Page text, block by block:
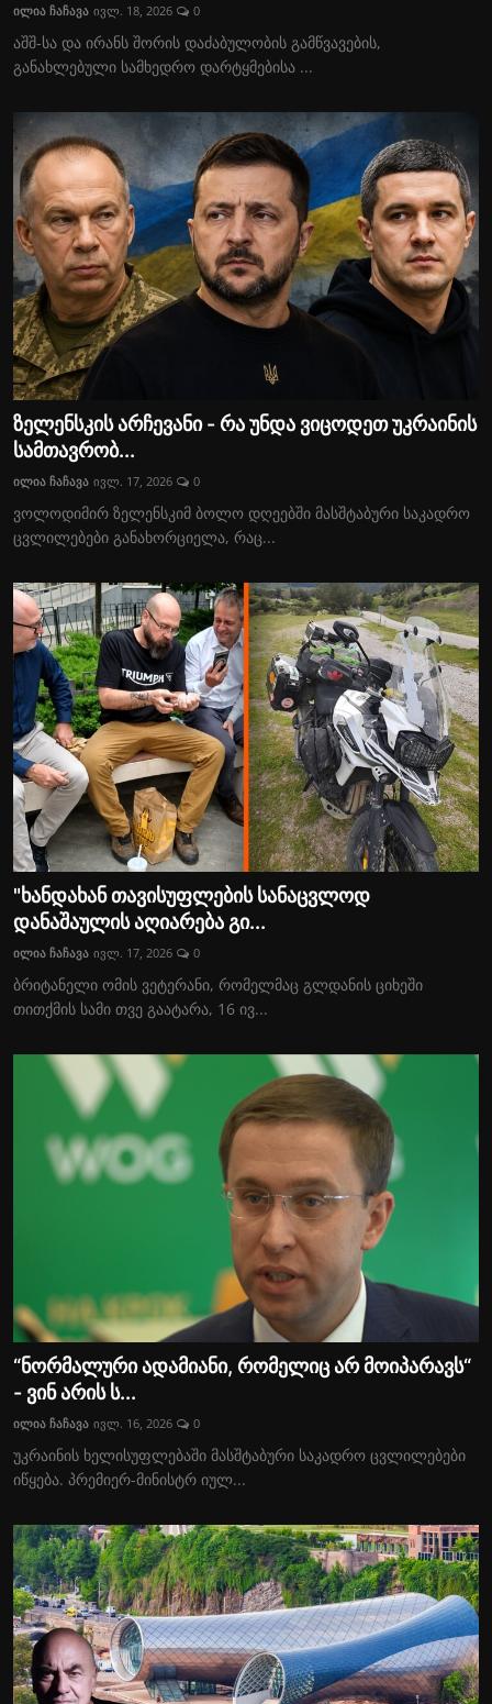
ილია ჩაჩავა ივლ. 18, 2026 0
აშშ-სა და ირანს შორის დაძაბულობის გამწვავების,
განახლებული სამხედრო დარტყმებისა ...
ზელენსკის არჩევანი - რა უნდა ვიცოდეთ უკრაინის
სამთავრობ...
ილია ჩაჩავა ივლ. 17, 2026 0
ვოლოდიმირ ზელენსკიმ ბოლო დღეებში მასშტაბური საკადრო
ცვლილებები განახორციელა, რაც...
"ხანდახან თავისუფლების სანაცვლოდ
დანაშაულის აღიარება გი...
ილია ჩაჩავა ივლ. 17, 2026 0
ბრიტანელი ომის ვეტერანი, რომელმაც გლდანის ციხეში
თითქმის სამი თვე გაატარა, 16 ივ...
“ნორმალური ადამიანი, რომელიც არ მოიპარავს“
- ვინ არის ს...
ილია ჩაჩავა ივლ. 16, 2026 0
უკრაინის ხელისუფლებაში მასშტაბური საკადრო ცვლილებები
იწყება. პრემიერ-მინისტრ იულ...